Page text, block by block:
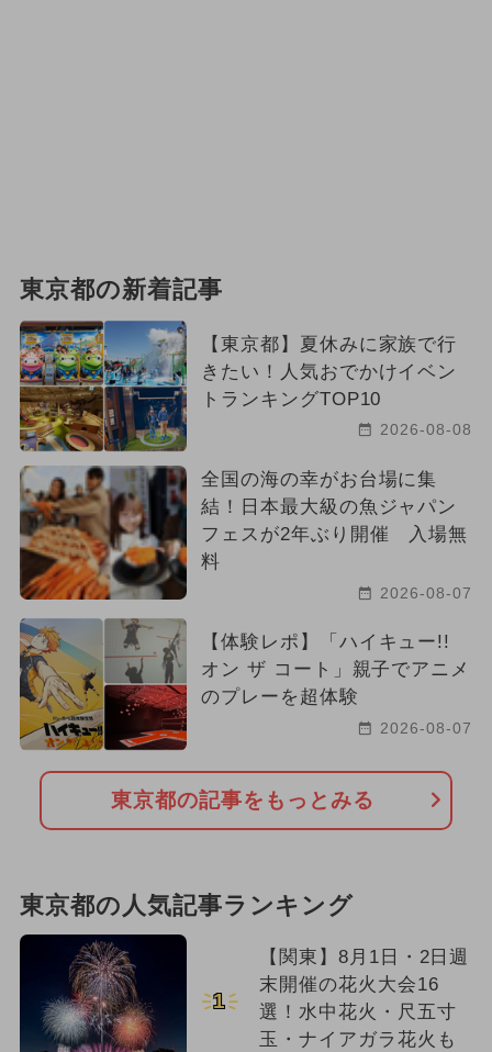
東京都の新着記事
【東京都】夏休みに家族で行
きたい！人気おでかけイベン
トランキングTOP10
2026-08-08
全国の海の幸がお台場に集
結！日本最大級の魚ジャパン
フェスが2年ぶり開催 入場無
料
2026-08-07
【体験レポ】「ハイキュー!!
オン ザ コート」親子でアニメ
のプレーを超体験
2026-08-07
東京都の記事をもっとみる
東京都の人気記事ランキング
1
【関東】8月1日・2日週
末開催の花火大会16
選！水中花火・尺五寸
玉・ナイアガラ花火も